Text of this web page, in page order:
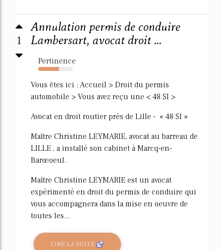
1
Annulation permis de conduire
Lambersart, avocat droit ...
Pertinence
60%
Vous êtes ici : Accueil > Droit du permis
automobile > Vous avez reçu une < 48 SI >
Avocat en droit routier près de Lille - « 48 SI »
Maître Christine LEYMARIE, avocat au barreau de
LILLE , a installé son cabinet à Marcq-en-
Barœoeul.
Maître Christine LEYMARIE est un avocat
expérimenté en droit du permis de conduire qui
vous accompagnera dans la mise en oeuvre de
toutes les...
LIRE LA SUITE